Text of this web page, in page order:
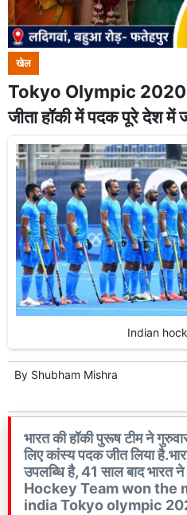
खेल
Tokyo Olympic 2020:
जीता हॉकी में पदक पूरे देश में
Indian
By Shubham Mishra
भारत की हॉकी पुरूष टीम ने
लिए कांस्य पदक जीत लिया
उपलब्धि है, 41 साल बाद भारत
Hockey Team won the
india Tokyo olympic